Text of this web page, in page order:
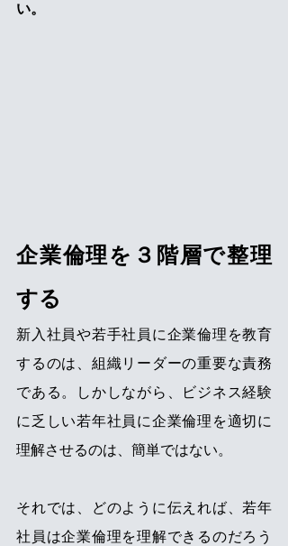
い。
企業倫理を３階層で整理
する
新入社員や若手社員に企業倫理を教育
するのは、組織リーダーの重要な責務
である。しかしながら、ビジネス経験
に乏しい若年社員に企業倫理を適切に
理解させるのは、簡単ではない。
それでは、どのように伝えれば、若年
社員は企業倫理を理解できるのだろう